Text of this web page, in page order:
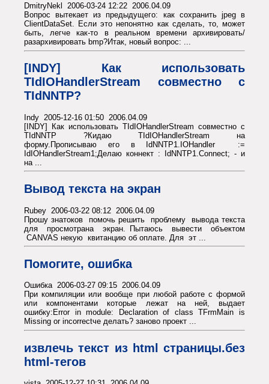
DmitryNekl 2006-03-24 12:22 2006.04.09
Вопрос вытекает из предыдущего: как сохранить jpeg в
ClientDataSet. Если это непонятно как сделать, то, может
быть, легче как-то в реальном времени архивировать/
разархивировать bmp?Итак, новый вопрос: ...
[INDY] Как использовать
TIdIOHandlerStream совместно с
TIdNNTP?
Indy 2005-12-16 01:50 2006.04.09
[INDY] Как использовать TIdIOHandlerStream совместно с
TIdNNTP ?Кидаю TIdIOHandlerStream на
форму.Прописываю его в IdNNTP1.IOHandler :=
IdIOHandlerStream1;Делаю коннект : IdNNTP1.Connect; - и
на ...
Вывод текста на экран
Rubey 2006-03-22 08:12 2006.04.09
Прошу знатоков помочь решить проблему вывода текста
для просмотрана экран. Пытаюсь вывести объектом
CANVAS некую квитанцию об оплате. Для эт ...
Помогите, ошибка
Ошибка 2006-03-27 09:15 2006.04.09
При компиляции или вообще при любой работе с формой
или компонентами которые лежат на ней, выдает
ошибку:Error in module: Declaration of class TFrmMain is
Missing or incorrectче делать? заново проект ...
извлечь текст из html страницы.без
html-тегов